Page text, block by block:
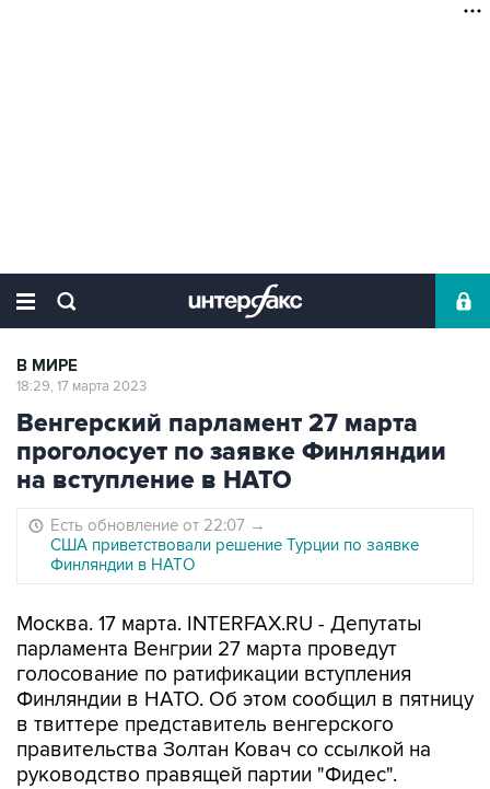
В МИРЕ
18:29, 17 марта 2023
Венгерский парламент 27 марта
проголосует по заявке Финляндии
на вступление в НАТО
Есть обновление от 22:07 →
США приветствовали решение Турции по заявке
Финляндии в НАТО
Москва. 17 марта. INTERFAX.RU - Депутаты
парламента Венгрии 27 марта проведут
голосование по ратификации вступления
Финляндии в НАТО. Об этом сообщил в пятницу
в твиттере представитель венгерского
правительства Золтан Ковач со ссылкой на
руководство правящей партии "Фидес".